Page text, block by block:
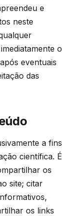
e
neste
o
eventuais
das
a fins
científica. É
os
site; citar
os links